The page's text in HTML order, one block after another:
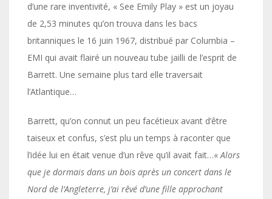
d’une rare inventivité, « See Emily Play » est un joyau
de 2,53 minutes qu’on trouva dans les bacs
britanniques le 16 juin 1967, distribué par Columbia –
EMI qui avait flairé un nouveau tube jailli de l’esprit de
Barrett. Une semaine plus tard elle traversait
l’Atlantique…
Barrett, qu’on connut un peu facétieux avant d’être
taiseux et confus, s’est plu un temps à raconter que
l’idée lui en était venue d’un rêve qu’il avait fait…«Alors
que je dormais dans un bois après un concert dans le
Nord de l’Angleterre, j’ai rêvé d’une fille approchant